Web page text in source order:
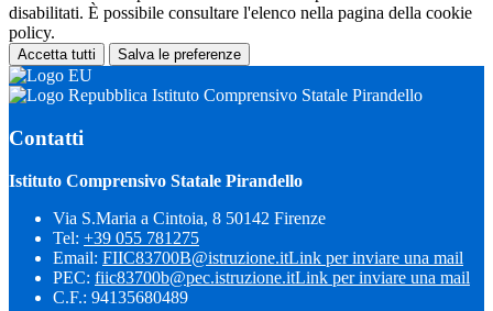
disabilitati. È possibile consultare l'elenco nella pagina della cookie
policy.
Accetta tutti Salva le preferenze
Istituto Comprensivo Statale Pirandello
Contatti
Istituto Comprensivo Statale Pirandello
Via S.Maria a Cintoia, 8 50142 Firenze
Tel: +39 055 781275
Email: FIIC83700B@istruzione.itLink per inviare una mail
PEC: fiic83700b@pec.istruzione.itLink per inviare una mail
C.F.: 94135680489